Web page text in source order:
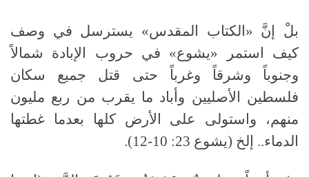
بلْ إنَّ «الكتاب المقدس» يسترسل في وصف
كيف استمر «يشوع» في حروب الإبادة شمالاً
وجنوباً وشرقاً وغرباً حتى قتل جميع سكان
فلسطين الأصليين وأباد ما يقرب من ربع مليون
منهم، واستولى على الأرض كلها بعدما غطتها
الدماء.. إلخ (يشوع 23: 10-12).